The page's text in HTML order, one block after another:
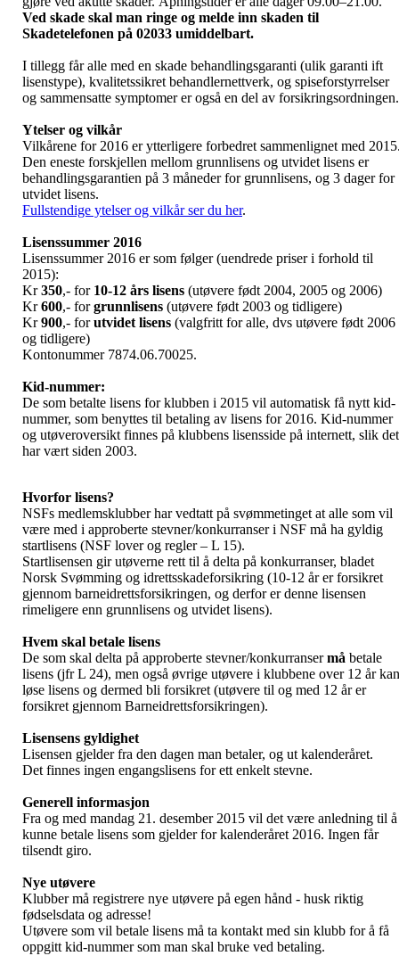
Ved skade skal man ringe og melde inn skaden til
Skadetelefonen på 02033 umiddelbart.
I tillegg får alle med en skade behandlingsgaranti (ulik garanti ift
lisenstype), kvalitetssikret behandlernettverk, og spiseforstyrrelser
og sammensatte symptomer er også en del av forsikringsordningen.
Ytelser og vilkår
Vilkårene for 2016 er ytterligere forbedret sammenlignet med
Den eneste forskjellen mellom grunnlisens og utvidet lisens er
behandlingsgarantien på 3 måneder for grunnlisens, og 3 dager for
utvidet lisens.
Fullstendige ytelser og vilkår ser du her.
Lisenssummer 2016
Lisenssummer 2016 er som følger (uendrede priser i forhold til
2015):
Kr350,- for 10-12 års lisens (utøvere født 2004, 2005 og 2006)
Kr600,- forgrunnlisens (utøvere født 2003 og tidligere)
Kr900,- forutvidet lisens (valgfritt for alle, dvs utøvere født 2006
og tidligere)
Kontonummer 7874.06.70025.
Kid-nummer:
De som betalte lisens for klubben i 2015 vil automatisk få nytt kid-
nummer, som benyttes til betaling av lisens for 2016. Kid-nummer
og utøveroversikt finnes på klubbens lisensside på internett, slik det
har vært siden 2003.
Hvorfor lisens?
NSFs medlemsklubber har vedtatt på svømmetinget at alle som vil
være med i approberte stevner/konkurranser i NSF må ha gyldig
startlisens (NSF lover og regler – L 15).
Startlisensen gir utøverne rett til å delta på konkurranser, bladet
Norsk Svømming og idrettsskadeforsikring (10-12 år er forsikret
gjennom barneidrettsforsikringen, og derfor er denne lisensen
rimeligere enn grunnlisens og utvidet lisens).
Hvem skal betale lisens
De som skal delta på approberte stevner/konkurransermå betale
lisens (jfr L 24), men også øvrige utøvere i klubbene over 12 år kan
løse lisens og dermed bli forsikret (utøvere til og med 12 år er
forsikret gjennom Barneidrettsforsikringen).
Lisensens gyldighet
Lisensen gjelder fra den dagen man betaler, og ut kalenderåret.
Det finnes ingen engangslisens for ett enkelt stevne.
Generell informasjon
Fra og med mandag 21. desember 2015 vil det være anledning til å
kunne betale lisens som gjelder for kalenderåret 2016. Ingen får
tilsendt giro.
Nye utøvere
Klubber må registrere nye utøvere på egen hånd - husk riktig
fødselsdata og adresse!
Utøvere som vil betale lisens må ta kontakt med sin klubb for å få
oppgitt kid-nummer som man skal bruke ved betaling.